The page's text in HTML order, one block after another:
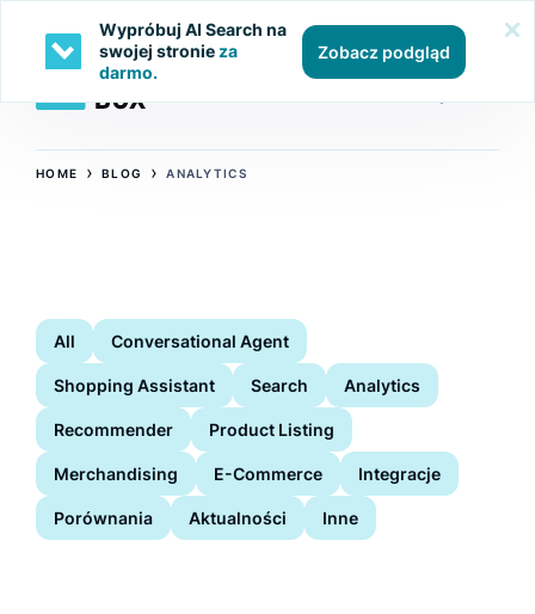
HOME ›BLOG ›ANALYTICS
All Conversational Agent
Shopping Assistant Search Analytics
Recommender Product Listing
Merchandising E-Commerce Integracje
Porównania Aktualności Inne
Wypróbuj AI Search na
swojej stronie za
darmo.
Zobacz podgląd